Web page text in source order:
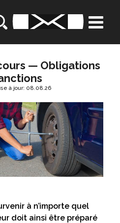
— Obligations
à jour: 08.08.26
à n’importe quel
doit ainsi être préparé